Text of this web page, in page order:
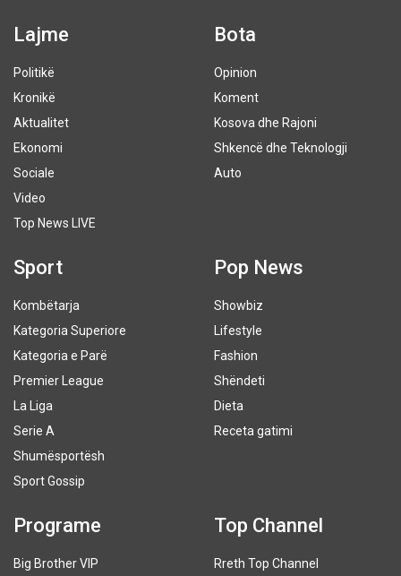
Lajme
Politikë
Kronikë
Aktualitet
Ekonomi
Sociale
Video
Top News LIVE
Bota
Opinion
Koment
Kosova dhe Rajoni
Shkencë dhe Teknologji
Auto
Sport
Kombëtarja
Kategoria Superiore
Kategoria e Parë
Premier League
La Liga
Serie A
Shumësportësh
Sport Gossip
Pop News
Showbiz
Lifestyle
Fashion
Shëndeti
Dieta
Receta gatimi
Programe
Big Brother VIP
Top Channel
Rreth Top Channel